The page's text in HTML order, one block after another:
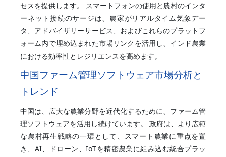
セスを提供します。 スマートフォンの使用と農村のインタ
ーネット接続のサージは、農家がリアルタイム気象デー
タ、アドバイザリーサービス、およびこれらのプラットフ
ォーム内で埋め込まれた市場リンクを活用し、インド農業
における効率性とレジリエンスを高めます。
中国ファーム管理ソフトウェア市場分析と
トレンド
中国は、広大な農業分野を近代化するために、ファーム管
理ソフトウェアを活用し続けています。 政府は、より広範
な農村再生戦略の一環として、スマート農業に重点を置
き、AI、ドローン、IoTを精密農業に組み込む統合プラッ